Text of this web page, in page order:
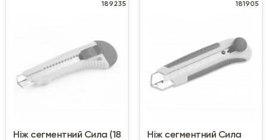
189235
Ніж сегментний Сила (18
181905
Ніж сегментний Сила